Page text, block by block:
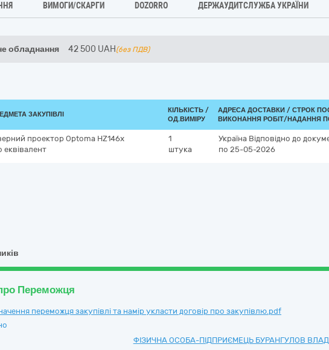
ВИМОГИ/СКАРГИ DOZORRO ДЕРЖАУДИТСЛУЖБА УКРАЇНИ
обладнання 42 500 UAH (без ПДВ)
ЗАКУПІВЛІ
КІЛЬКІСТЬ /
ОД.ВИМІРУ
АДРЕСА ДОСТАВКИ / СТРОК
ВИКОНАННЯ РОБІТ/НАДАННЯ
проектор Optoma HZ146x
еквівалент
1
штука
Україна Відповідно до
по 25-05-2026
Переможця
переможця закупівлі та намір укласти договір про закупівлю.pdf
ФІЗИЧНА ОСОБА-ПІДПРИЄМЕЦЬ БУРАНГУЛОВ